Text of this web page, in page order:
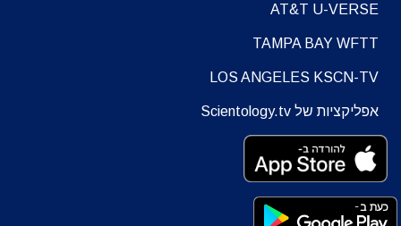
AT&T U-VERSE
TAMPA BAY WFTT
LOS ANGELES KSCN-TV
אפליקציות של Scientology.tv